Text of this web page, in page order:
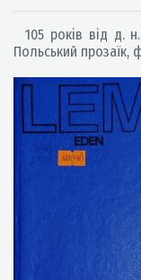
105 років від д. н.
Польський прозаїк,